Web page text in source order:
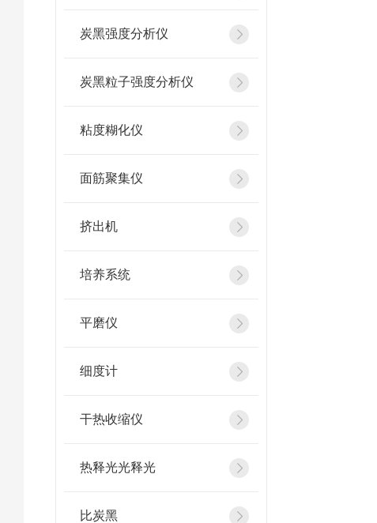
炭黑强度分析仪
炭黑粒子强度分析仪
粘度糊化仪
面筋聚集仪
挤出机
培养系统
平磨仪
细度计
干热收缩仪
热释光光释光
比炭黑